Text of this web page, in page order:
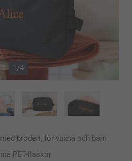
1/4
broderi, för vuxna och barn
PET-flaskor